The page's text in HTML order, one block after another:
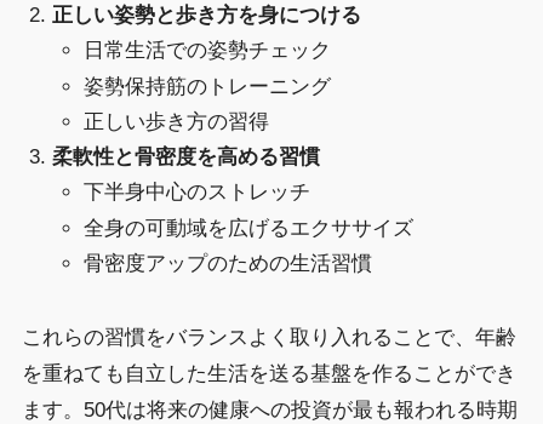
正しい姿勢と歩き方を身につける
日常生活での姿勢チェック
姿勢保持筋のトレーニング
正しい歩き方の習得
柔軟性と骨密度を高める習慣
下半身中心のストレッチ
全身の可動域を広げるエクササイズ
骨密度アップのための生活習慣
これらの習慣をバランスよく取り入れることで、年齢
を重ねても自立した生活を送る基盤を作ることができ
ます。50代は将来の健康への投資が最も報われる時期